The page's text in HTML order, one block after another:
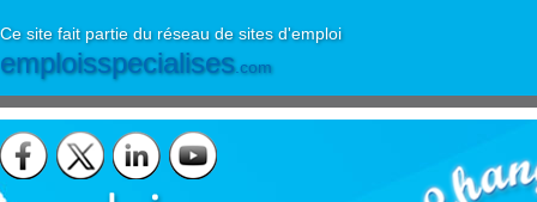
Ce site fait partie du réseau de sites d'emploi
emploisspecialises.com